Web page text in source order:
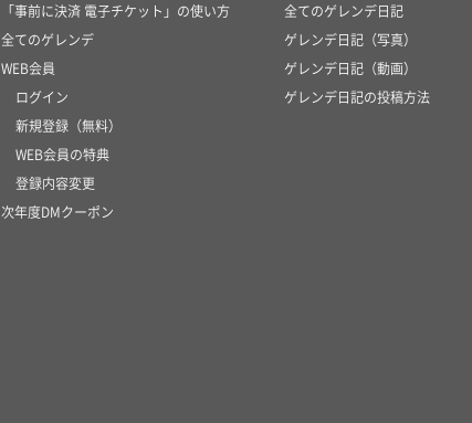
「事前に決済 電子チケット」の使い方
全てのゲレンデ
WEB会員
ログイン
新規登録（無料）
WEB会員の特典
登録内容変更
次年度DMクーポン
全てのゲレンデ日記
ゲレンデ日記（写真）
ゲレンデ日記（動画）
ゲレンデ日記の投稿方法